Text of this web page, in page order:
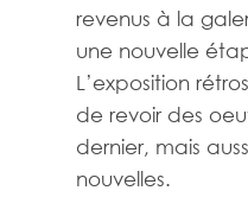
revenus à la
une nouvelle
L’exposition
de revoir des
dernier, mais
nouvelles.